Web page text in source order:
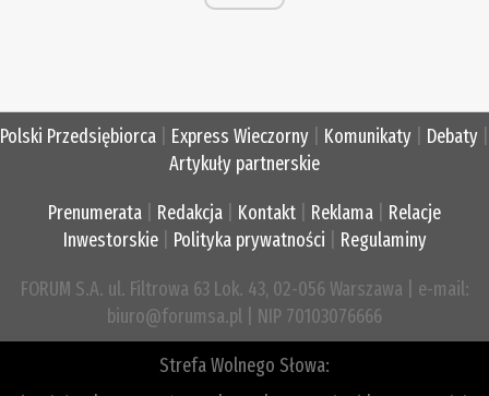
Polski Przedsiębiorca Express Wieczorny Komunikaty Debaty
Artykuły partnerskie
Prenumerata Redakcja Kontakt Reklama
Relacje
Inwestorskie| Polityka prywatności Regulaminy
FORUM S.A. ul. Filtrowa 63 Lok. 43, 02-056 Warszawa | e-mail:
biuro@forumsa.pl | NIP 70103076666
Strefa Wolnego Słowa: